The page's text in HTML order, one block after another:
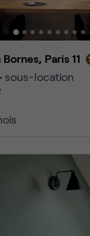
Bornes, Paris 11
sous-location